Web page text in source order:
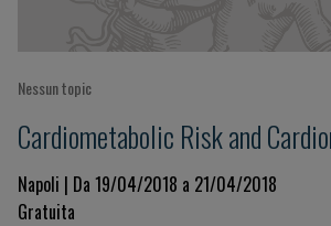
Nessun topic
Cardiometabolic Risk and
Napoli | Da 19/04/2018 a 21/04/2018
Gratuita